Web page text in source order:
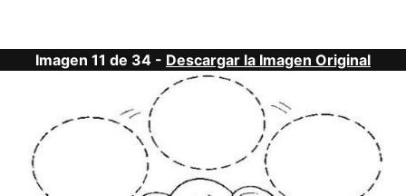
Imagen 11 de 34 - Descargar la Imagen Original